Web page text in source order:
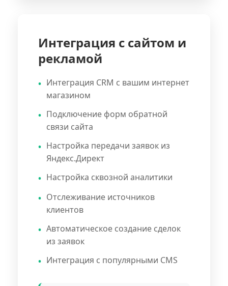
Интеграция с сайтом и
рекламой
Интеграция CRM с вашим интернет
магазином
Подключение форм обратной
связи сайта
Настройка передачи заявок из
Яндекс.Директ
Настройка сквозной аналитики
Отслеживание источников
клиентов
Автоматическое создание сделок
из заявок
Интеграция с популярными CMS